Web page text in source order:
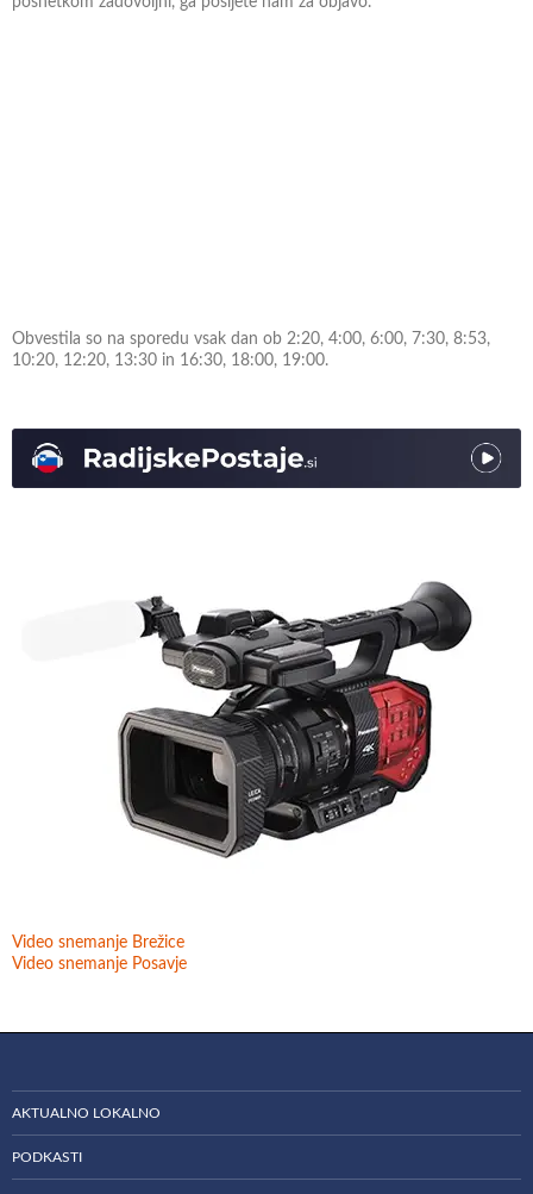
Obvestila so na sporedu vsak dan ob 2:20, 4:00, 6:00, 7:30, 8:53,
10:20, 12:20, 13:30 in 16:30, 18:00, 19:00.
Video snemanje Brežice
Video snemanje Posavje
AKTUALNO LOKALNO
PODKASTI